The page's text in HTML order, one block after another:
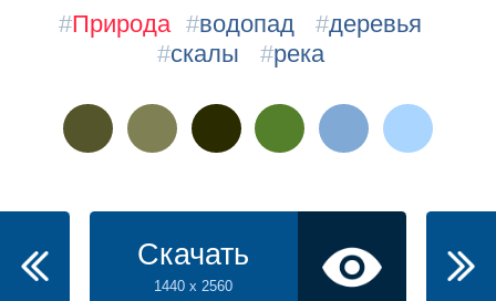
#Природа #водопад #деревья
#скалы #река
Скачать
1440 x 2560